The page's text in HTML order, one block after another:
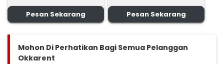
Pesan Sekarang Pesan Sekarang
Mohon Di Perhatikan Bagi Semua Pelanggan
Okkarent